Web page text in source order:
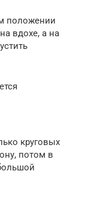
положении
вдохе, а на
круговых
потом в